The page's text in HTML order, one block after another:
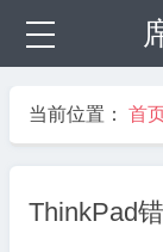
当前位置： 首
ThinkPad